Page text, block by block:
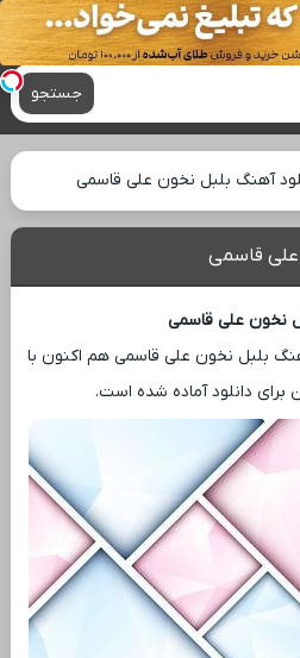
آهنگ های جدید
جستجو
آهنگ بلبل نخون علی قاسمی
علی قاسمی
نخون علی قاسمی
بلبل نخون علی قاسمی هم اکنون با
دانلود آماده شده است.